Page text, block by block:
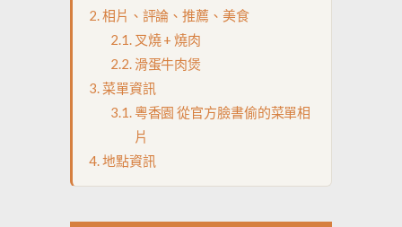
相片、評論、推薦、美食
叉燒 + 燒肉
滑蛋牛肉煲
菜單資訊
粵香園 從官方臉書偷的菜單相
片
地點資訊